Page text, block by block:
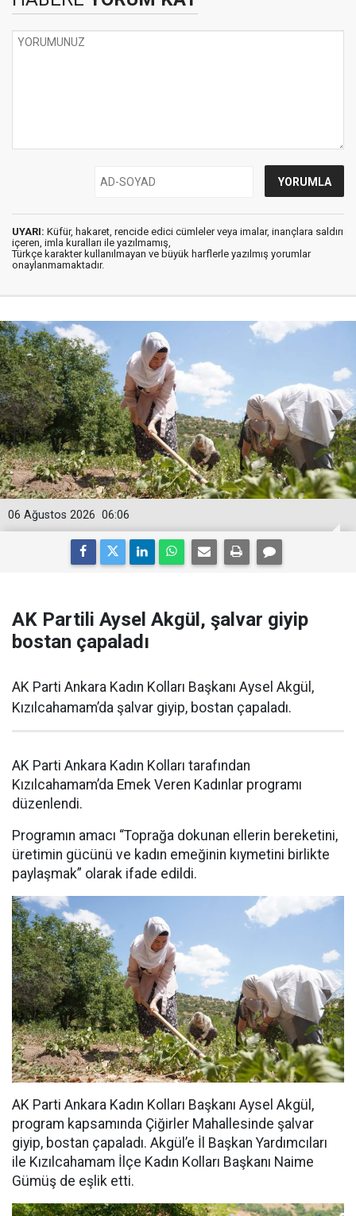
UYARI: Küfür, hakaret, rencide edici cümleler veya imalar, inançlara saldırı
içeren, imla kuralları ile yazılmamış,
Türkçe karakter kullanılmayan ve büyük harflerle yazılmış yorumlar
onaylanmamaktadır.
06:06
06 Ağustos 2026
AK Partili Aysel Akgül, şalvar giyip
bostan çapaladı
AK Parti Ankara Kadın Kolları Başkanı Aysel Akgül,
Kızılcahamam’da şalvar giyip, bostan çapaladı.
AK Parti Ankara Kadın Kolları tarafından
Kızılcahamam’da Emek Veren Kadınlar programı
düzenlendi.
Programın amacı “Toprağa dokunan ellerin bereketini,
üretimin gücünü ve kadın emeğinin kıymetini birlikte
paylaşmak” olarak ifade edildi.
AK Parti Ankara Kadın Kolları Başkanı Aysel Akgül,
program kapsamında Çiğirler Mahallesinde şalvar
giyip, bostan çapaladı. Akgül’e İl Başkan Yardımcıları
ile Kızılcahamam İlçe Kadın Kolları Başkanı Naime
Gümüş de eşlik etti.